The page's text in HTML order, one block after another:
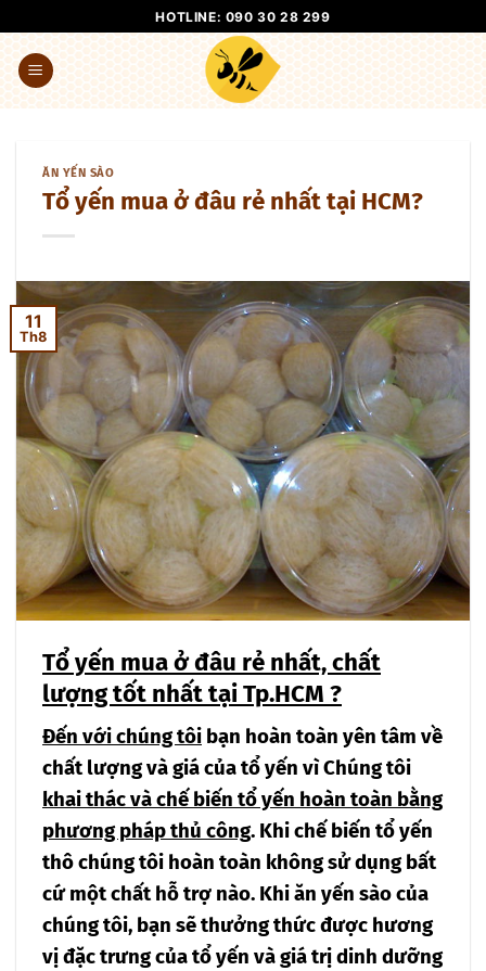
qua
nội
dung
HOTLINE: 090 30 28 299
ĂN YẾN SÀO
Tổ yến mua ở đâu rẻ nhất tại HCM?
11
Th8
Tổ yến mua ở đâu rẻ nhất, chất
lượng tốt nhất tại Tp.HCM ?
Đến với chúng tôi bạn hoàn toàn yên tâm về
chất lượng và giá của tổ yến vì Chúng tôi
khai thác và chế biến tổ yến hoàn toàn bằng
phương pháp thủ công. Khi chế biến tổ yến
thô chúng tôi hoàn toàn không sử dụng bất
cứ một chất hỗ trợ nào. Khi ăn yến sào của
chúng tôi, bạn sẽ thưởng thức được hương
vị đặc trưng của tổ yến và giá trị dinh dưỡng